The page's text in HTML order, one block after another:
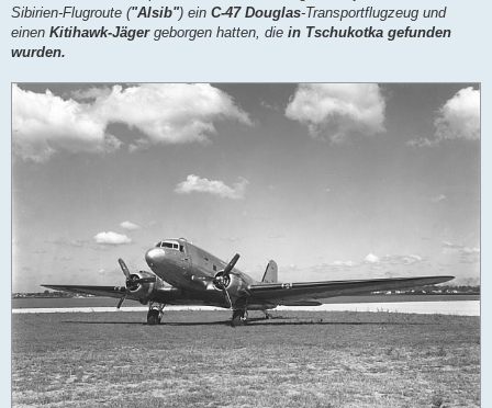
Sibirien-Flugroute ("Alsib") ein C-47 Douglas-Transportflugzeug und
einen Kitihawk-Jägergeborgen hatten, die in Tschukotka gefunden
wurden.